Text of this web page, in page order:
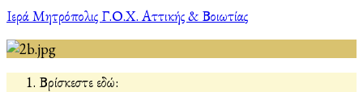
Ιερά Μητρόπολις Γ.Ο.Χ. Αττικής & Βοιωτίας
Βρίσκεστε εδώ: